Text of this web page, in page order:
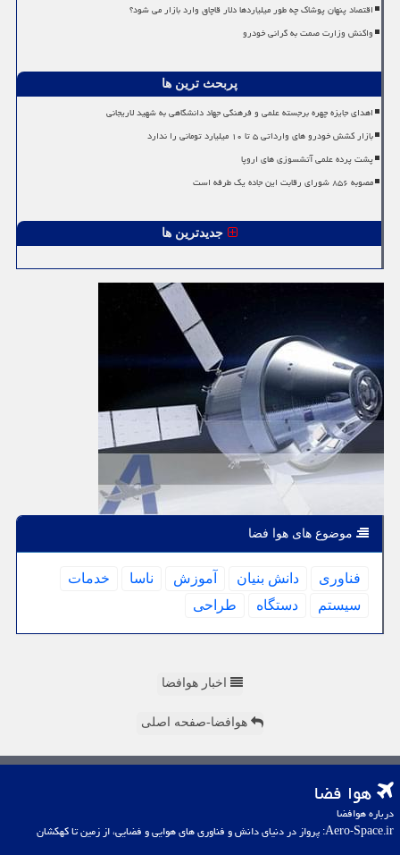
اقتصاد پنهان پوشاک چه طور میلیاردها دلار قاچاق وارد بازار می شود؟
واکنش وزارت صمت به گرانی خودرو
پربحث ترین ها
اهدای جایزه چهره برجسته علمی و فرهنگی جهاد دانشگاهی به شهید لاریجانی
بازار کشش خودرو های وارداتی ۵ تا ۱۰ میلیارد تومانی را ندارد
پشت پرده علمی آتشسوزی های اروپا
مصوبه ۸۵۶ شورای رقابت این جاده یک طرفه است
جدیدترین ها
موضوع های هوا فضا
فناوری دانش بنیان آموزش ناسا
خدمات
سیستم
دستگاه طراحی
اخبار هوافضا
هوافضا-صفحه اصلی
هوا فضا
درباره هوافضا
Aero-Space.ir: پرواز در دنیای دانش و فناوری های هوایی و فضایی، از زمین تا کهکشان